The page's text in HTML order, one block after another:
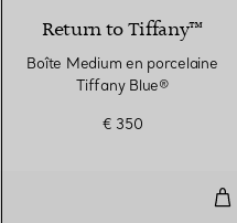
Return to Tiffany™
Boîte Medium en porcelaine
Tiffany Blue®
€ 350